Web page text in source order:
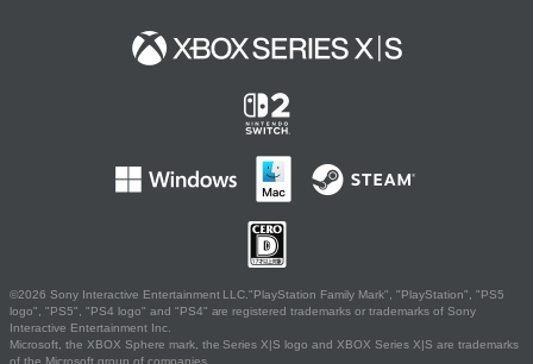
©2026 Sony Interactive Entertainment LLC."PlayStation Family Mark", "PlayStation", "PS5
logo", "PS5", "PS4 logo" and "PS4" are registered trademarks or trademarks of Sony
Interactive Entertainment Inc.
Microsoft, the XBOX Sphere mark, the Series X|S logo and XBOX Series X|S are trademarks
of the Microsoft group of companies.